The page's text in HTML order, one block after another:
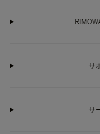
サ
サ